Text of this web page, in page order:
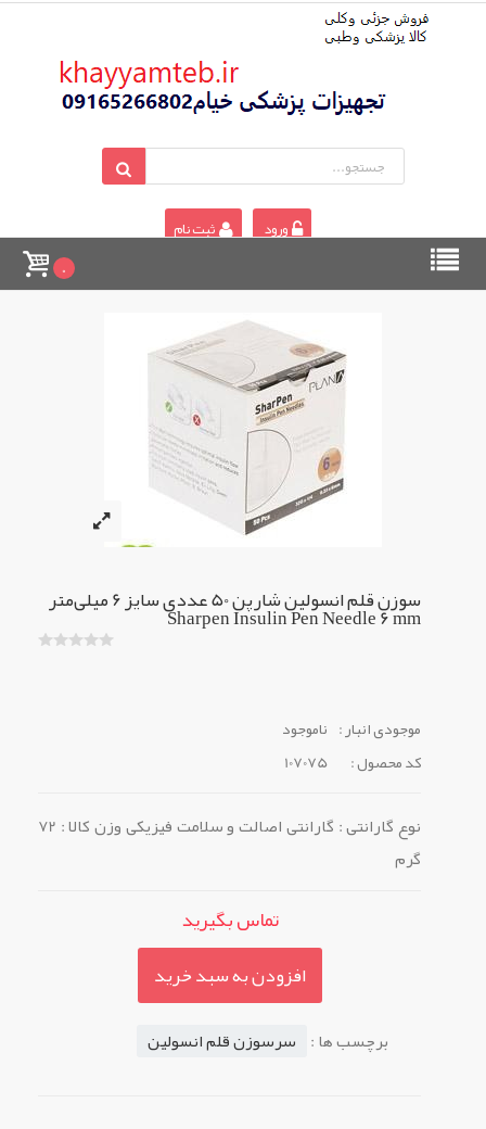
ورود ثبت نام
0
سوزن قلم انسولین شارپن 50 عددی سایز 6 میلی‌متر Sharpen Insulin Pen Needle 6 mm
موجودی انبار : ناموجود
کد محصول :
107075
نوع گارانتی : گارانتی اصالت و سلامت فیزیکی وزن کالا : 72
گرم
تماس بگیرید
افزودن به سبد خرید
برچسب ها : سرسوزن قلم انسولین